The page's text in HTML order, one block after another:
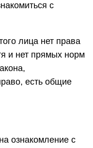
с
лица нет права
и нет прямых норм
есть общие
ознакомление с